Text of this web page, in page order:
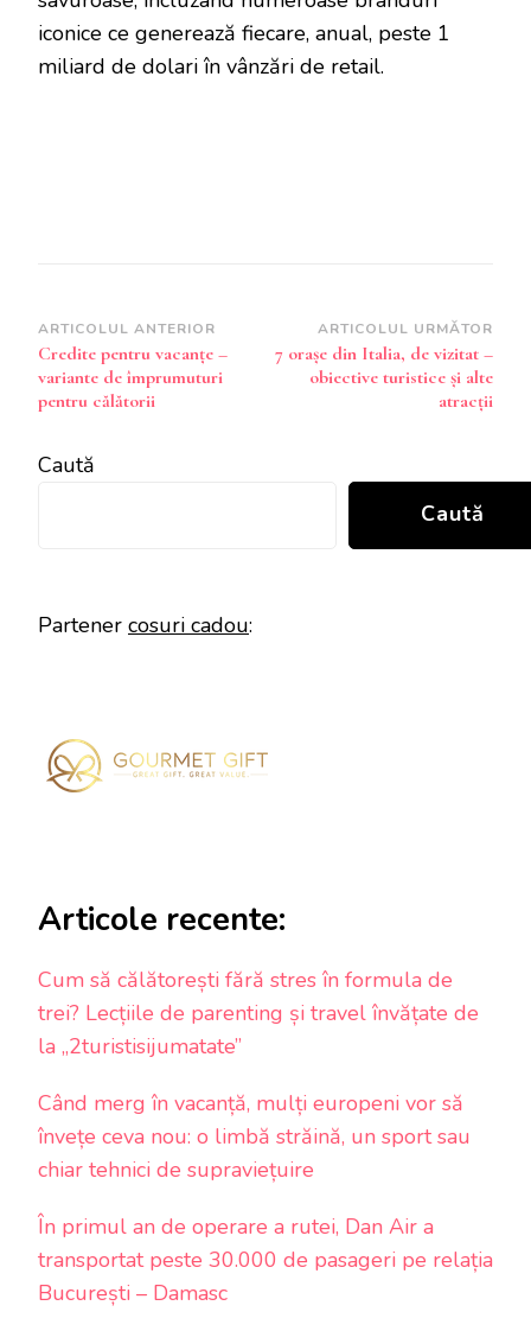
iconice ce generează fiecare, anual, peste 1
miliard de dolari în vânzări de retail.
Navigare
în
articole
ARTICOLUL ANTERIOR
Credite pentru vacanțe –
variante de împrumuturi
pentru călătorii
ARTICOLUL URMĂTOR
7 orașe din Italia, de vizitat –
obiective turistice și alte
atracții
Caută
Caută
Partener cosuri cadou:
Articole recente:
Cum să călătorești fără stres în formula de
trei? Lecțiile de parenting și travel învățate de
la „2turistisijumatate”
Când merg în vacanță, mulți europeni vor să
învețe ceva nou: o limbă străină, un sport sau
chiar tehnici de supraviețuire
În primul an de operare a rutei, Dan Air a
transportat peste 30.000 de pasageri pe relația
București – Damasc